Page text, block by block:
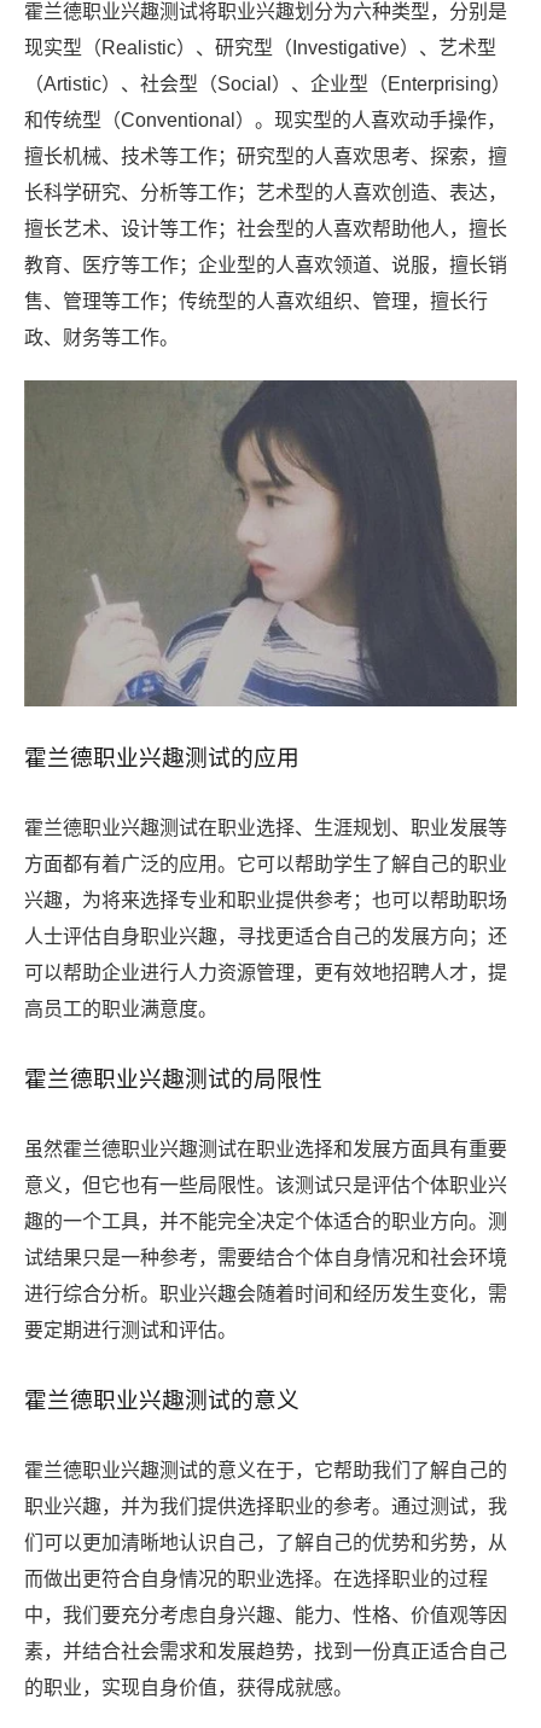
霍兰德职业兴趣测试将职业兴趣划分为六种类型，分别是
现实型（Realistic）、研究型（Investigative）、艺术型
（Artistic）、社会型（Social）、企业型（Enterprising）
和传统型（Conventional）。现实型的人喜欢动手操作，
擅长机械、技术等工作；研究型的人喜欢思考、探索，擅
长科学研究、分析等工作；艺术型的人喜欢创造、表达，
擅长艺术、设计等工作；社会型的人喜欢帮助他人，擅长
教育、医疗等工作；企业型的人喜欢领道、说服，擅长销
售、管理等工作；传统型的人喜欢组织、管理，擅长行
政、财务等工作。
霍兰德职业兴趣测试的应用
霍兰德职业兴趣测试在职业选择、生涯规划、职业发展等
方面都有着广泛的应用。它可以帮助学生了解自己的职业
兴趣，为将来选择专业和职业提供参考；也可以帮助职场
人士评估自身职业兴趣，寻找更适合自己的发展方向；还
可以帮助企业进行人力资源管理，更有效地招聘人才，提
高员工的职业满意度。
霍兰德职业兴趣测试的局限性
虽然霍兰德职业兴趣测试在职业选择和发展方面具有重要
意义，但它也有一些局限性。该测试只是评估个体职业兴
趣的一个工具，并不能完全决定个体适合的职业方向。测
试结果只是一种参考，需要结合个体自身情况和社会环境
进行综合分析。职业兴趣会随着时间和经历发生变化，需
要定期进行测试和评估。
霍兰德职业兴趣测试的意义
霍兰德职业兴趣测试的意义在于，它帮助我们了解自己的
职业兴趣，并为我们提供选择职业的参考。通过测试，我
们可以更加清晰地认识自己，了解自己的优势和劣势，从
而做出更符合自身情况的职业选择。在选择职业的过程
中，我们要充分考虑自身兴趣、能力、性格、价值观等因
素，并结合社会需求和发展趋势，找到一份真正适合自己
的职业，实现自身价值，获得成就感。